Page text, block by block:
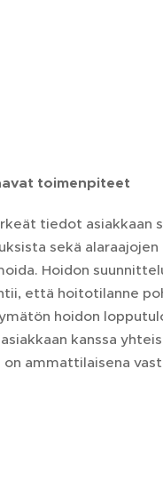
toimenpiteet
tiedot asiakkaan
sekä
Hoidon
että hoitotilanne
hoidon
kanssa
ammattilaisena